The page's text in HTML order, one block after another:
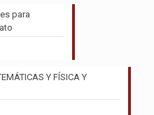
para
Y FÍSICA Y